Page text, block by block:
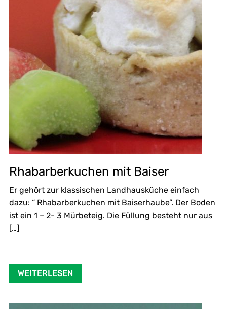
Rhabarberkuchen mit Baiser
Er gehört zur klassischen Landhausküche einfach
dazu: “ Rhabarberkuchen mit Baiserhaube”. Der Boden
ist ein 1 – 2- 3 Mürbeteig. Die Füllung besteht nur aus
[…]
WEITERLESEN